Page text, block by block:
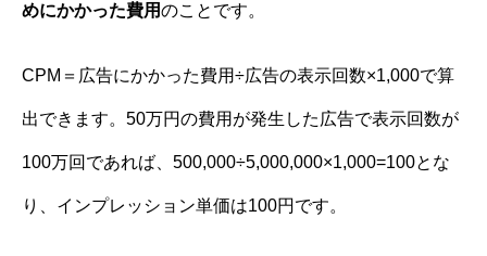
めにかかった費用のことです。
CPM＝広告にかかった費用÷広告の表示回数×1,000で算
出できます。50万円の費用が発生した広告で表示回数が
100万回であれば、500,000÷5,000,000×1,000=100とな
り、インプレッション単価は100円です。